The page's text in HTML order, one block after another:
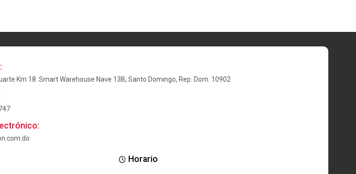
Km 18. Smart Warehouse Nave 13B, Santo Domingo, Rep. Dom. 10902
Horario